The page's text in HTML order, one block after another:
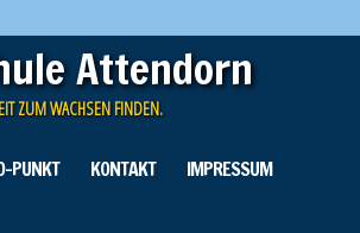
Attendorn
ZUM WACHSEN FINDEN.
PUNKT KONTAKT IMPRESSUM